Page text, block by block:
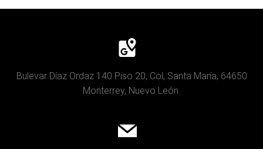
Bulevar Díaz Ordaz 140 Piso 20, Col, Santa María, 64650
Monterrey, Nuevo León.